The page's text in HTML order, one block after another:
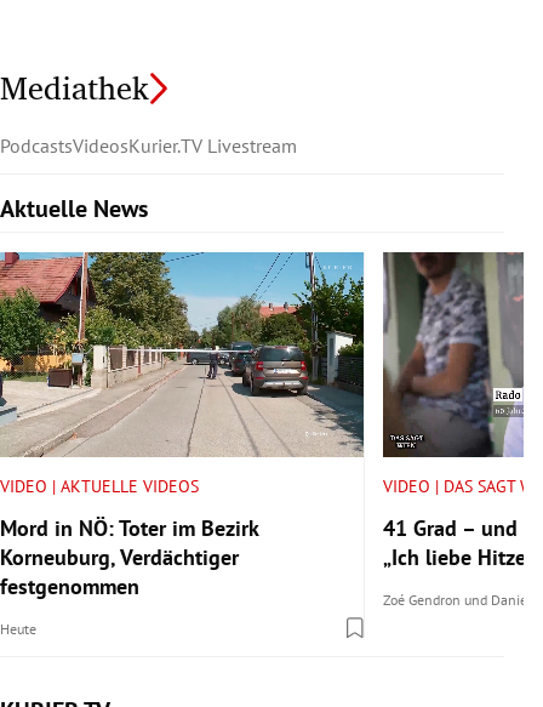
Mediathek
PodcastsVideosKurier.TV Livestream
Aktuelle News
Slide 1 von 6
VIDEO | AKTUELLE VIDEOS
Mord in NÖ: Toter im Bezirk
Korneuburg, Verdächtiger
festgenommen
Heute
VIDEO | DAS SAGT
41 Grad – und
„Ich liebe Hitze.“
Zoé Gendron und Daniel